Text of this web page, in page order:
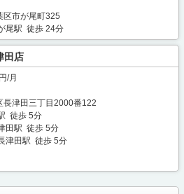
区市が尾町325
尾駅 徒歩 24分
田店
/月
長津田三丁目2000番122
徒歩 5分
田駅 徒歩 5分
津田駅 徒歩 5分